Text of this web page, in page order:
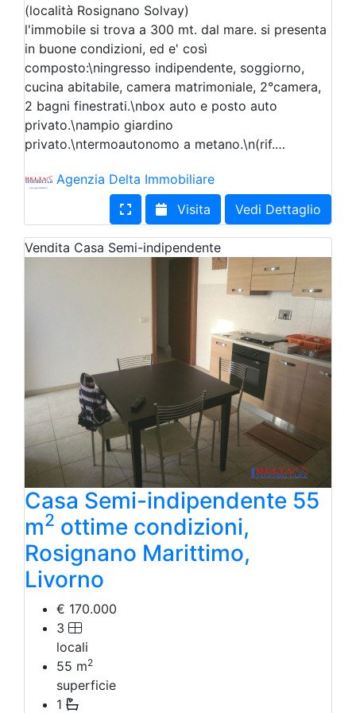
(località Rosignano Solvay)
l'immobile si trova a 300 mt. dal mare. si presenta
in buone condizioni, ed e' così
composto:\ningresso indipendente, soggiorno,
cucina abitabile, camera matrimoniale, 2°camera,
2 bagni finestrati.\nbox auto e posto auto
privato.\nampio giardino
privato.\ntermoautonomo a metano.\n(rif.…
Agenzia Delta Immobiliare
Visita
Vedi Dettaglio
Vendita Casa Semi-indipendente
Casa Semi-indipendente 55
m2 ottime condizioni,
Rosignano Marittimo,
Livorno
€ 170.000
3
locali
55 m2
superficie
1